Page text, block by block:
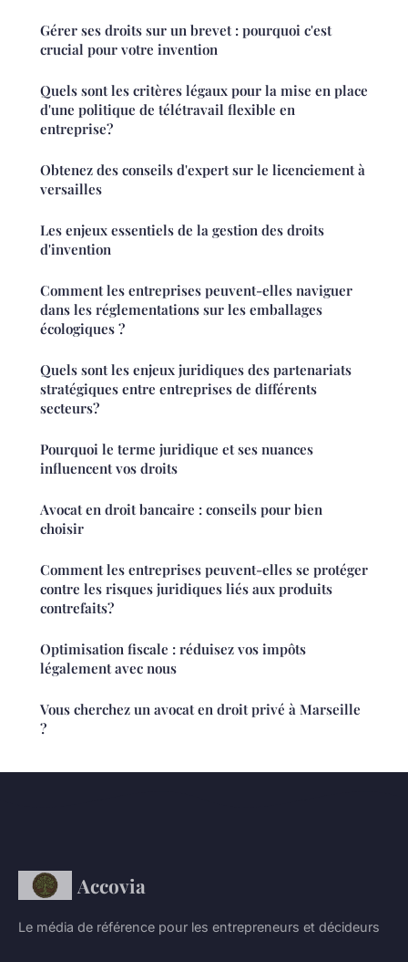
Gérer ses droits sur un brevet : pourquoi c'est
crucial pour votre invention
Quels sont les critères légaux pour la mise en place
d'une politique de télétravail flexible en
entreprise?
Obtenez des conseils d'expert sur le licenciement à
versailles
Les enjeux essentiels de la gestion des droits
d'invention
Comment les entreprises peuvent-elles naviguer
dans les réglementations sur les emballages
écologiques ?
Quels sont les enjeux juridiques des partenariats
stratégiques entre entreprises de différents
secteurs?
Pourquoi le terme juridique et ses nuances
influencent vos droits
Avocat en droit bancaire : conseils pour bien
choisir
Comment les entreprises peuvent-elles se protéger
contre les risques juridiques liés aux produits
contrefaits?
Optimisation fiscale : réduisez vos impôts
légalement avec nous
Vous cherchez un avocat en droit privé à Marseille
?
Accovia
Le média de référence pour les entrepreneurs et décideurs